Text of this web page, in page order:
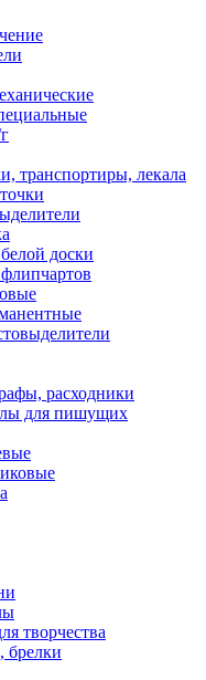
транспортиры, лекала
доски
расходники
для пишущих
творчества
брелки